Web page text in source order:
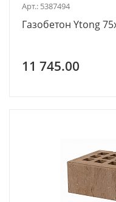
Арт.: 5387494
Газобетон Ytong
11 745.00